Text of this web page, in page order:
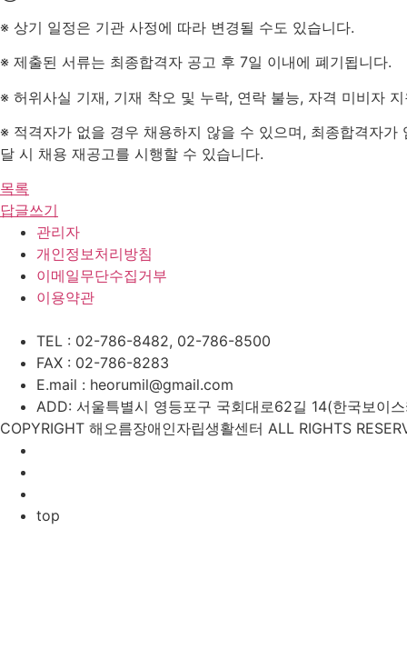
※ 상기 일정은 기관 사정에 따라 변경될 수도 있습니다.
※ 제출된 서류는 최종합격자 공고 후 7일 이내에 폐기됩니다.
※ 허위사실 기재, 기재 착오 및 누락, 연락 불능, 자격 미비자
※ 적격자가 없을 경우 채용하지 않을 수 있으며, 최종합격자가
달 시 채용 재공고를 시행할 수 있습니다.
목록
답글쓰기
관리자
개인정보처리방침
이메일무단수집거부
이용약관
TEL : 02-786-8482, 02-786-8500
FAX : 02-786-8283
E.mail : heorumil@gmail.com
ADD: 서울특별시 영등포구 국회대로62길 14(한국보이
COPYRIGHT 해오름장애인자립생활센터 ALL RIGHTS
top